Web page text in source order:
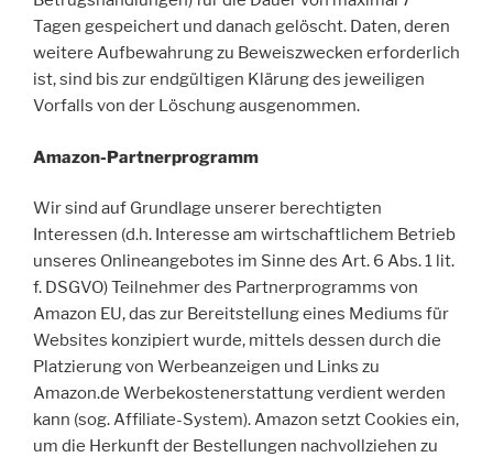
Tagen gespeichert und danach gelöscht. Daten, deren
weitere Aufbewahrung zu Beweiszwecken erforderlich
ist, sind bis zur endgültigen Klärung des jeweiligen
Vorfalls von der Löschung ausgenommen.
Amazon-Partnerprogramm
Wir sind auf Grundlage unserer berechtigten
Interessen (d.h. Interesse am wirtschaftlichem Betrieb
unseres Onlineangebotes im Sinne des Art. 6 Abs. 1 lit.
f. DSGVO) Teilnehmer des Partnerprogramms von
Amazon EU, das zur Bereitstellung eines Mediums für
Websites konzipiert wurde, mittels dessen durch die
Platzierung von Werbeanzeigen und Links zu
Amazon.de Werbekostenerstattung verdient werden
kann (sog. Affiliate-System). Amazon setzt Cookies ein,
um die Herkunft der Bestellungen nachvollziehen zu